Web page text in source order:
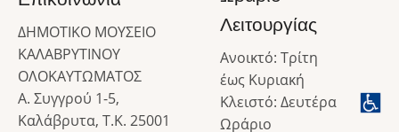
ΔΗΜΟΤΙΚΟ ΜΟΥΣΕΙΟ
ΚΑΛΑΒΡΥΤΙΝΟΥ
ΟΛΟΚΑΥΤΩΜΑΤΟΣ
Α. Συγγρού 1-5,
Καλάβρυτα, Τ.Κ. 25001
Λειτουργίας
Ανοικτό: Τρίτη
έως Κυριακή
Κλειστό: Δευτέρα
Ωράριο